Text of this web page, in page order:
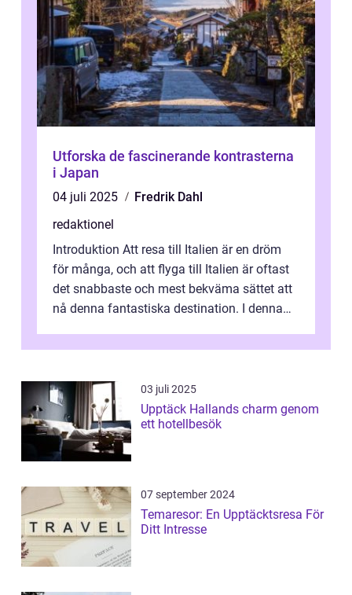
Utforska de fascinerande kontrasterna
i Japan
04 juli 2025
Fredrik Dahl
redaktionel
Introduktion Att resa till Italien är en dröm
för många, och att flyga till Italien är oftast
det snabbaste och mest bekväma sättet att
nå denna fantastiska destination. I denna
03 juli 2025
Upptäck Hallands charm genom
ett hotellbesök
07 september 2024
Temaresor: En Upptäcktsresa För
Ditt Intresse